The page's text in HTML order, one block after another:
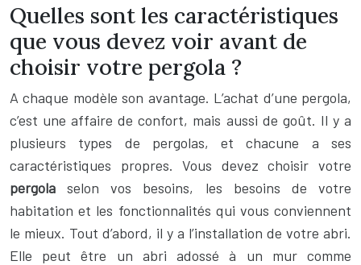
Quelles sont les caractéristiques
que vous devez voir avant de
choisir votre pergola ?
A chaque modèle son avantage. L’achat d’une pergola,
c’est une affaire de confort, mais aussi de goût. Il y a
plusieurs types de pergolas, et chacune a ses
caractéristiques propres. Vous devez choisir votre
pergolaselon vos besoins, les besoins de votre
habitation et les fonctionnalités qui vous conviennent
le mieux. Tout d’abord, il y a l’installation de votre abri.
Elle peut être un abri adossé à un mur comme